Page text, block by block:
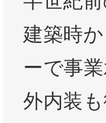
建築時
ーで事
外内装